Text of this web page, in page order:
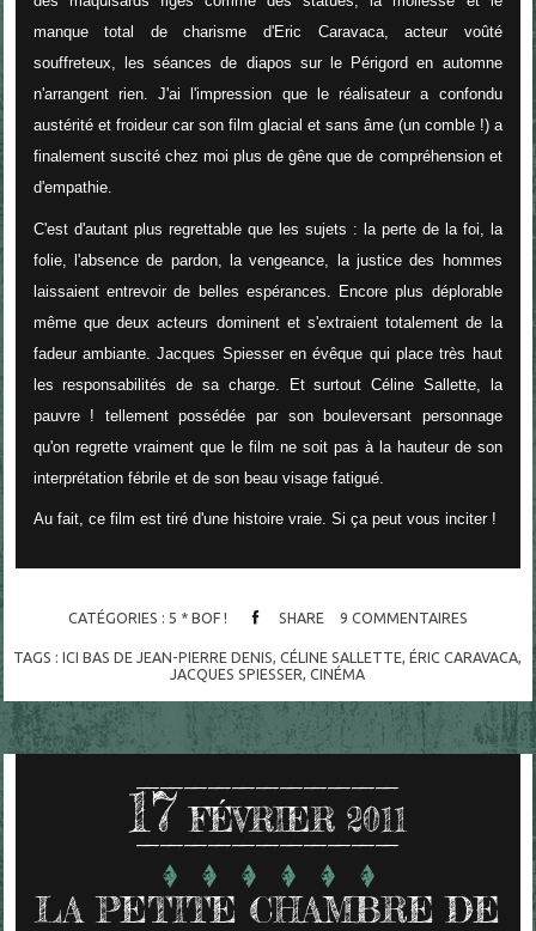
manque total de charisme d'Eric Caravaca, acteur voûté
souffreteux, les séances de diapos sur le Périgord en automne
n'arrangent rien. J'ai l'impression que le réalisateur a confondu
austérité et froideur car son film glacial et sans âme (un comble !) a
finalement suscité chez moi plus de gêne que de compréhension et
d'empathie.
C'est d'autant plus regrettable que les sujets : la perte de la foi, la
folie, l'absence de pardon, la vengeance, la justice des hommes
laissaient entrevoir de belles espérances. Encore plus déplorable
même que deux acteurs dominent et s'extraient totalement de la
fadeur ambiante. Jacques Spiesser en évêque qui place très haut
les responsabilités de sa charge. Et surtout Céline Sallette, la
pauvre ! tellement possédée par son bouleversant personnage
qu'on regrette vraiment que le film ne soit pas à la hauteur de son
interprétation fébrile et de son beau visage fatigué.
Au fait, ce film est tiré d'une histoire vraie. Si ça peut vous inciter !
CATÉGORIES : 5 * BOF ! SHARE 9 COMMENTAIRES
TAGS :ICI BAS DE JEAN-PIERRE DENIS ,CÉLINE SALLETTE ,ÉRIC CARAVACA
JACQUES SPIESSER ,CINÉMA
17 FÉVRIER 2011
LA PETITE CHAMBRE DE